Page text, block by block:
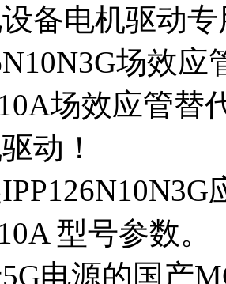
备电机驱动
场效应
场效应管替
动！
型号参数。
电源的国产